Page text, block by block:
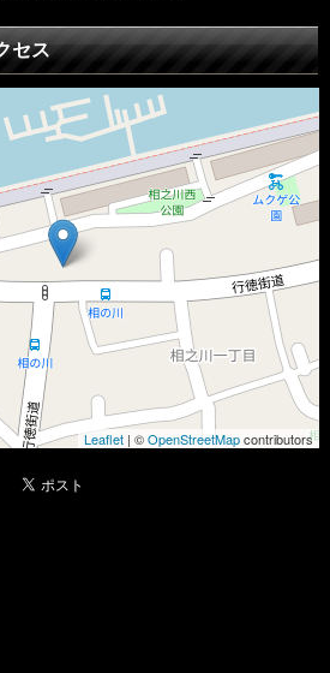
セス
Leaflet | ©OpenStreetMapcontributors